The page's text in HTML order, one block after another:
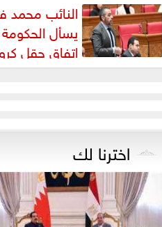
النائب محمد
يسأل
اتفاق حقل
اخترنا لك